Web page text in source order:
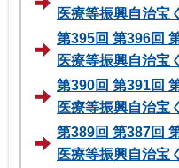
医療等振興自治宝
第395回 第396回
医療等振興自治宝
第390回 第391回
医療等振興自治宝
第389回 第387回
医療等振興自治宝